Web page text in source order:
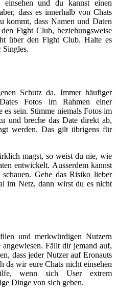
einsehen und du kannst einen
dass es innerhalb von Chats
kommt, dass Namen und Daten
Fight Club, beziehungsweise
über den Fight Club. Halte es
Singles.
Schutz da. Immer häufiger
Fotos im Rahmen einer
es sein. Stimme niemals Fotos im
und breche das Date direkt ab,
werden. Das gilt übrigens für
magst, so weist du nie, wie
entwickelt. Ausserdem kannst
Gehe das Risiko lieber
im Netz, dann wirst du es nicht
und merkwürdigen Nutzern
Fällt dir jemand auf,
dass jeder Nutzer auf Eronauts
da wir eure Chats nicht einsehen
wenn sich User extrem
Dinge von sich geben.